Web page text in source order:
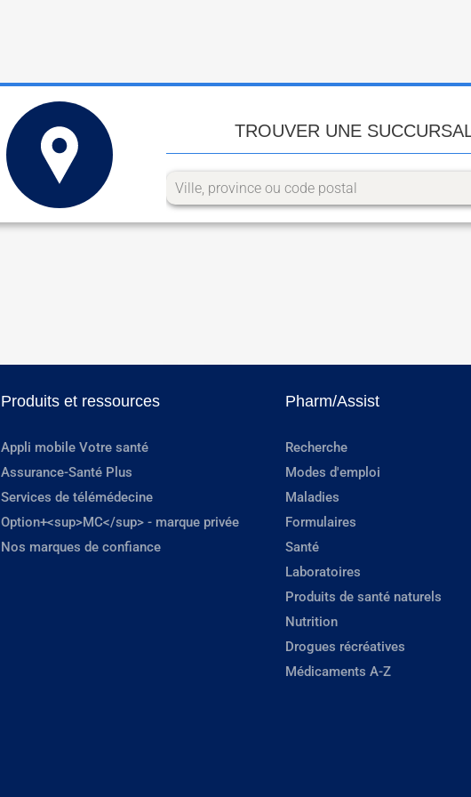
TROUVER UNE
Produits et ressources
Appli mobile Votre santé
Assurance-Santé Plus
Services de télémédecine
Option+<sup>MC</sup> - marque privée
Nos marques de confiance
Pharm/Assist
Recherche
Modes d'emploi
Maladies
Formulaires
Santé
Laboratoires
Produits de santé naturels
Nutrition
Drogues récréatives
Médicaments A-Z